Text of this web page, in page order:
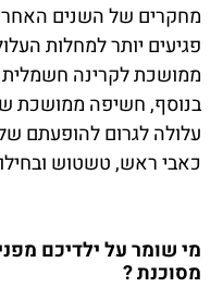
מחקרים של השנים
פגיעים יותר למחלות
ממושכת לקרינה
בנוסף, חשיפה ממושכת
עלולה לגרום להופעתם
כאבי ראש, טשטוש
מי שומר על ילדיכם
מסוכנת ?